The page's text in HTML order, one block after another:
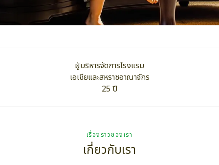
ผู้บริหารจัดการโรงแรม
เอเชียและสหราชอาณาจักร
25 ปี
เรื่องราวของเรา
เกี่ยวกับเรา